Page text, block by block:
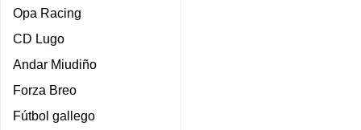
Opa Racing
CD Lugo
Andar Miudiño
Forza Breo
Fútbol gallego